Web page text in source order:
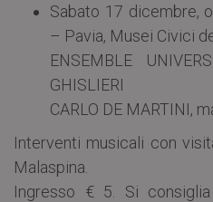
Sabato 17 dicembre,
– Pavia, Musei Civici
ENSEMBLE
GHISLIERI
CARLO DE MARTINI,
Interventi musicali con
Malaspina.
Ingresso € 5. Si